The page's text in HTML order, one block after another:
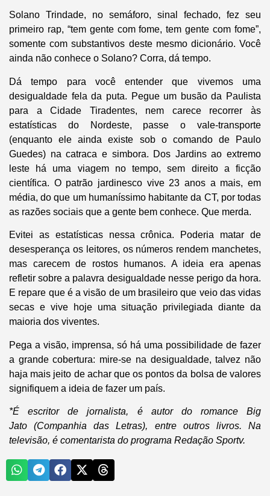
Solano Trindade, no semáforo, sinal fechado, fez seu
primeiro rap, “tem gente com fome, tem gente com fome”,
somente com substantivos deste mesmo dicionário. Você
ainda não conhece o Solano? Corra, dá tempo.
Dá tempo para você entender que vivemos uma
desigualdade fela da puta. Pegue um busão da Paulista
para a Cidade Tiradentes, nem carece recorrer às
estatísticas do Nordeste, passe o vale-transporte
(enquanto ele ainda existe sob o comando de Paulo
Guedes) na catraca e simbora. Dos Jardins ao extremo
leste há uma viagem no tempo, sem direito a ficção
científica. O patrão jardinesco vive 23 anos a mais, em
média, do que um humaníssimo habitante da CT, por todas
as razões sociais que a gente bem conhece. Que merda.
Evitei as estatísticas nessa crônica. Poderia matar de
desesperança os leitores, os números rendem manchetes,
mas carecem de rostos humanos. A ideia era apenas
refletir sobre a palavra desigualdade nesse perigo da hora.
E repare que é a visão de um brasileiro que veio das vidas
secas e vive hoje uma situação privilegiada diante da
maioria dos viventes.
Pega a visão, imprensa, só há uma possibilidade de fazer
a grande cobertura: mire-se na desigualdade, talvez não
haja mais jeito de achar que os pontos da bolsa de valores
signifiquem a ideia de fazer um país.
*É escritor de jornalista, é autor do romance Big
Jato (Companhia das Letras), entre outros livros. Na
televisão, é comentarista do programa Redação Sportv.